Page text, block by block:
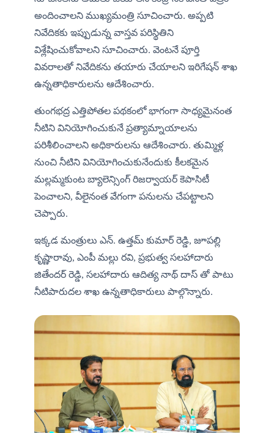
అందించాలని ముఖ్యమంత్రి సూచించారు. అప్పటి
నివేదికకు ఇప్పుడున్న వాస్తవ పరిస్థితిని
విశ్లేషించుకోవాలని సూచించారు. వెంటనే పూర్తి
వివరాలతో నివేదికను తయారు చేయాలని ఇరిగేషన్ శాఖ
ఉన్నతాధికారులను ఆదేశించారు.
తుంగభద్ర ఎత్తిపోతల పథకంలో భాగంగా సాధ్యమైనంత
నీటిని వినియోగించుకునే ప్రత్యామ్నాయాలను
పరిశీలించాలని అధికారులను ఆదేశించారు. తుమ్మిళ్ల
నుంచి నీటిని వినియోగించుకునేందుకు కీలకమైన
మల్లమ్మకుంట బ్యాలెన్సింగ్ రిజర్వాయర్ కెపాసిటీ
పెంచాలని, వీలైనంత వేగంగా పనులను చేపట్టాలని
చెప్పారు.
ఇక్కడ మంత్రులు ఎన్. ఉత్తమ్ కుమార్ రెడ్డి, జూపల్లి
కృష్ణారావు, ఎంపీ మల్లు రవి, ప్రభుత్వ సలహాదారు
జితేందర్ రెడ్డి, సలహాదారు ఆదిత్య నాథ్ దాస్ తో పాటు
నీటిపారుదల శాఖ ఉన్నతాధికారులు పాల్గొన్నారు.